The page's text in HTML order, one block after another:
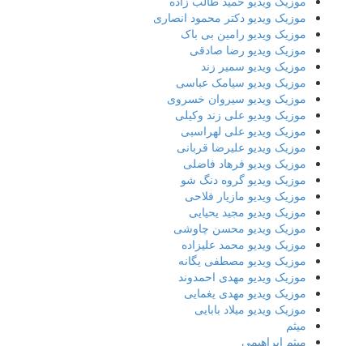
موزیک ویدیو دکتر محمود انصاری
موزیک ویدیو رامین بی باک
موزیک ویدیو رضا صادقی
موزیک ویدیو سمیر زند
موزیک ویدیو سیامک عباسی
موزیک ویدیو سیروان خسروی
موزیک ویدیو علی زند وکیلی
موزیک ویدیو علی لهراسبی
موزیک ویدیو علیرضا قربانی
موزیک ویدیو فرهاد فاضلی
موزیک ویدیو گروه دنگ شو
موزیک ویدیو مازیار فلاحی
موزیک ویدیو مجید یحیایی
موزیک ویدیو محسن چاوشی
موزیک ویدیو محمد علیزاده
موزیک ویدیو مصطفی یگانه
موزیک ویدیو مهدی احمدوند
موزیک ویدیو مهدی یغمایی
موزیک ویدیو میلاد بابایی
میثم
میثم ابراهیمی